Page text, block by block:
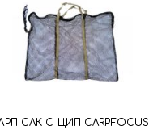
САК С ЦИП CARPFOCUS